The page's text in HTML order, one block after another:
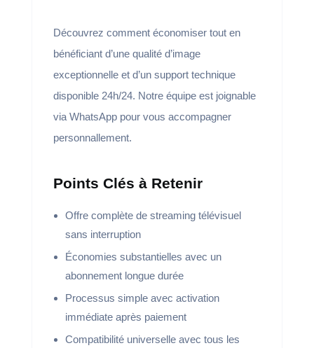
Découvrez comment économiser tout en
bénéficiant d’une qualité d’image
exceptionnelle et d’un support technique
disponible 24h/24. Notre équipe est joignable
via WhatsApp pour vous accompagner
personnallement.
Points Clés à Retenir
Offre complète de streaming télévisuel
sans interruption
Économies substantielles avec un
abonnement longue durée
Processus simple avec activation
immédiate après paiement
Compatibilité universelle avec tous les